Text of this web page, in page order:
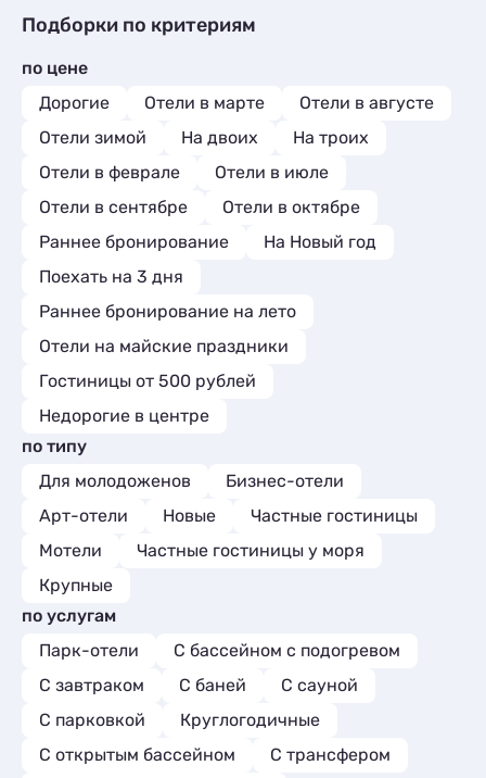
Подборки по критериям
по цене
Дорогие
Отели в марте
Отели в августе
Отели зимой
На двоих
На троих
Отели в феврале
Отели в июле
Отели в сентябре
Отели в октябре
Раннее бронирование
На Новый год
Поехать на 3 дня
Раннее бронирование на лето
Отели на майские праздники
Гостиницы от 500 рублей
Недорогие в центре
по типу
Для молодоженов
Бизнес-отели
Арт-отели
Новые
Частные гостиницы
Мотели
Частные гостиницы у моря
Крупные
по услугам
Парк-отели
С бассейном с подогревом
С завтраком
С баней
С сауной
С парковкой
Круглогодичные
С открытым бассейном
С трансфером